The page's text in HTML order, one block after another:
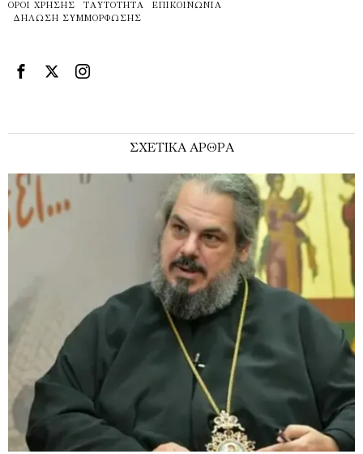
ΌΡΟΙ ΧΡΉΣΗΣ ΤΑΥΤΌΤΗΤΑ
ΕΠΙΚΟΙΝΩΝΊΑ
ΔΉΛΩΣΗ ΣΥΜΜΌΡΦΩΣΗΣ
ΣΧΕΤΙΚΑ ΑΡΘΡΑ